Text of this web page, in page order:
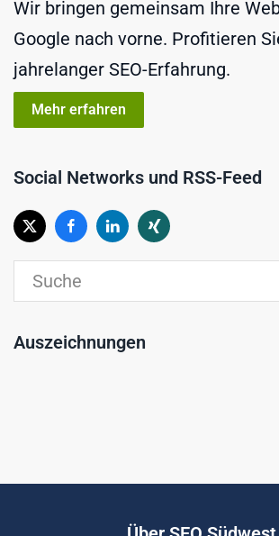
Wir bringen gemeinsam Ihre
Google nach vorne. Profitieren
jahrelanger SEO-Erfahrung.
Mehr erfahren
Social Networks und RSS-Feed
Auszeichnungen